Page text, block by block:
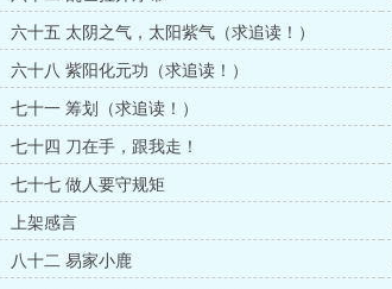
六十五 太阴之气，太阳紫气（求追读！）
六十八 紫阳化元功（求追读！）
七十一 筹划（求追读！）
七十四 刀在手，跟我走！
七十七 做人要守规矩
上架感言
八十二 易家小鹿